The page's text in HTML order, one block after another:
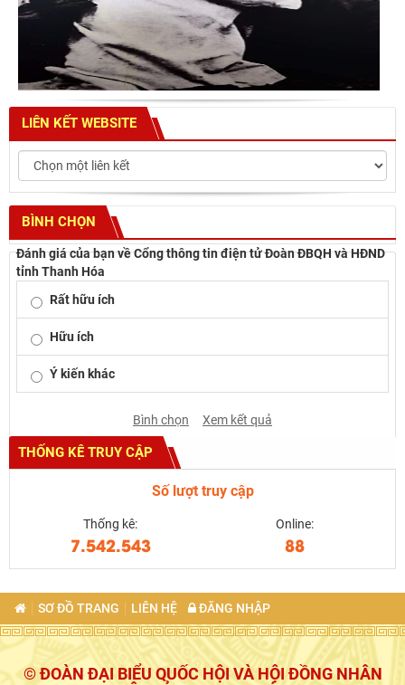
LIÊN KẾT WEBSITE
BÌNH CHỌN
Đánh giá của bạn về Cổng thông tin điện tử Đoàn ĐBQH và HĐND
tỉnh Thanh Hóa
Rất hữu ích
Hữu ích
Ý kiến khác
Bình chọn Xem kết quả
THỐNG KÊ TRUY CẬP
Số lượt truy cập
Thống kê:
7.542.543
Online:
88
SƠ ĐỒ TRANG LIÊN HỆ ĐĂNG NHẬP
© ĐOÀN ĐẠI BIỂU QUỐC HỘI VÀ HỘI ĐỒNG NHÂN